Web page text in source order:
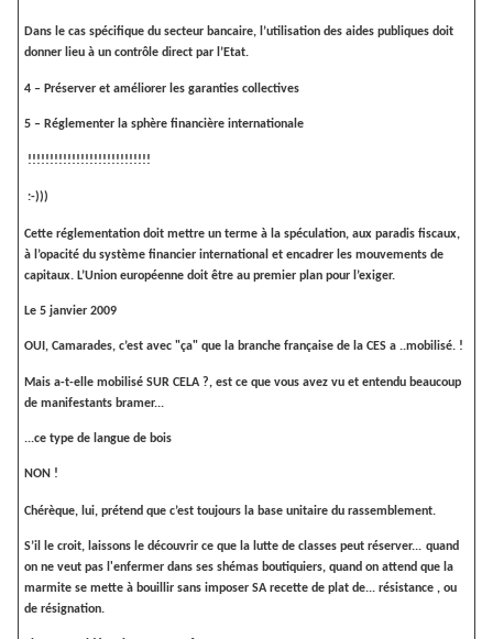
Dans le cas spécifique du secteur bancaire, l ’utilisation des aides publiques doit
donner lieu à un contrôle direct par l’Etat.
4 – Préserver et améliorer les garanties collectives
5 – Réglementer la sphère financière internationale
!!!!!!!!!!!!!!!!!!!!!!!!!!!!
:-)))
Cette réglementation doit mettre un terme à la spéculation, aux paradis fiscaux,
à l’opacité du système financier international et encadrer les mouvements de
capitaux. L’Union européenne doit être au premier plan pour l’exiger.
Le 5 janvier 2009
OUI, Camarades, c’est avec "ça" que la branche française de la CES a ..mobilisé. !
Mais a-t-elle mobilisé SUR CELA ?, est ce que vous avez vu et entendu beaucoup
de manifestants bramer...
...ce type de langue de bois
NON !
Chérèque, lui, prétend que c’est toujours la base unitaire du rassemblement.
S’il le croit, laissons le découvrir ce que la lutte de classes peut réserver... quand
on ne veut pas l'enfermer dans ses shémas boutiquiers, quand on attend que la
marmite se mette à bouillir sans imposer SA recette de plat de... résistance , ou
de résignation.